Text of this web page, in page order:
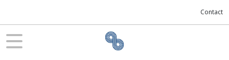
Contact
FILTRES